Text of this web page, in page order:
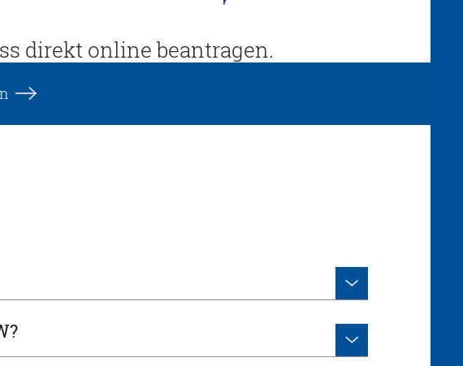
direkt online beantragen.